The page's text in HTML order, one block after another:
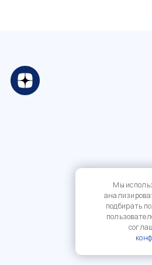
Мы
подбирать